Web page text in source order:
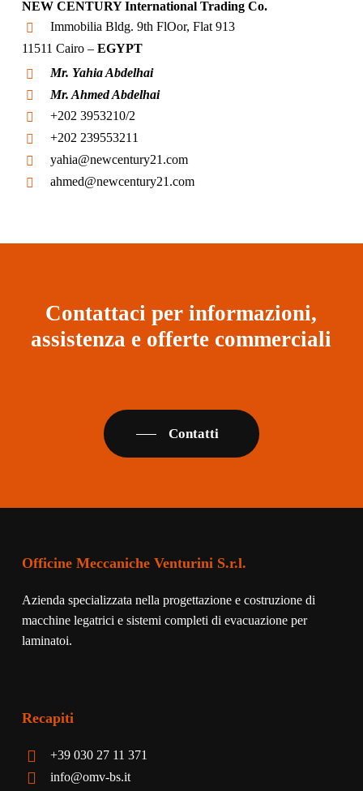
NEW CENTURY International Trading Co.
Immobilia Bldg. 9th FlOor, Flat 913
11511 Cairo – EGYPT
Mr. Yahia Abdelhai
Mr. Ahmed Abdelhai
+202 3953210/2
+202 239553211
yahia@newcentury21.com
ahmed@newcentury21.com
Contattaci per informazioni,
assistenza e offerte commerciali
Contatti
Officine Meccaniche Venturini S.r.l.
Azienda specializzata nella progettazione e costruzione di
macchine legatrici e sistemi completi di evacuazione per
laminatoi.
Recapiti
+39 030 27 11 371
info@omv-bs.it